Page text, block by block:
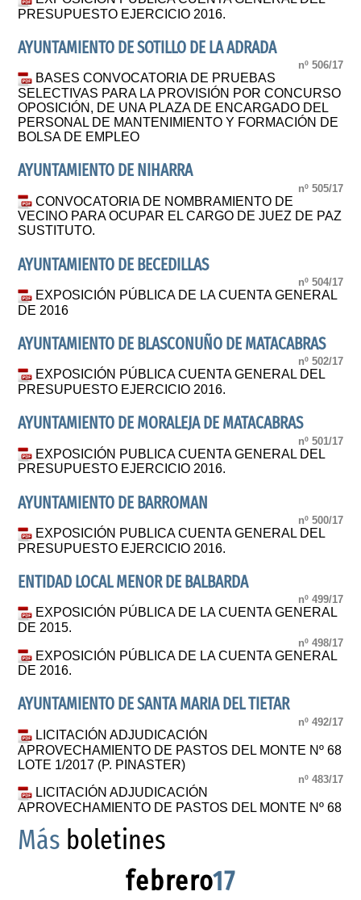
PRESUPUESTO EJERCICIO 2016.
AYUNTAMIENTO DE SOTILLO DE LA ADRADA
nº 506/17
BASES CONVOCATORIA DE PRUEBAS
SELECTIVAS PARA LA PROVISIÓN POR CONCURSO
OPOSICIÓN, DE UNA PLAZA DE ENCARGADO DEL
PERSONAL DE MANTENIMIENTO Y FORMACIÓN DE
BOLSA DE EMPLEO
AYUNTAMIENTO DE NIHARRA
nº 505/17
CONVOCATORIA DE NOMBRAMIENTO DE
VECINO PARA OCUPAR EL CARGO DE JUEZ DE PAZ
SUSTITUTO.
AYUNTAMIENTO DE BECEDILLAS
nº 504/17
EXPOSICIÓN PÚBLICA DE LA CUENTA GENERAL
DE 2016
AYUNTAMIENTO DE BLASCONUÑO DE MATACABRAS
nº 502/17
EXPOSICIÓN PÚBLICA CUENTA GENERAL DEL
PRESUPUESTO EJERCICIO 2016.
AYUNTAMIENTO DE MORALEJA DE MATACABRAS
nº 501/17
EXPOSICIÓN PUBLICA CUENTA GENERAL DEL
PRESUPUESTO EJERCICIO 2016.
AYUNTAMIENTO DE BARROMAN
nº 500/17
EXPOSICIÓN PUBLICA CUENTA GENERAL DEL
PRESUPUESTO EJERCICIO 2016.
ENTIDAD LOCAL MENOR DE BALBARDA
nº 499/17
EXPOSICIÓN PÚBLICA DE LA CUENTA GENERAL
DE 2015.
nº 498/17
EXPOSICIÓN PÚBLICA DE LA CUENTA GENERAL
DE 2016.
AYUNTAMIENTO DE SANTA MARIA DEL TIETAR
nº 492/17
LICITACIÓN ADJUDICACIÓN
APROVECHAMIENTO DE PASTOS DEL MONTE Nº 68
LOTE 1/2017 (P. PINASTER)
nº 483/17
LICITACIÓN ADJUDICACIÓN
APROVECHAMIENTO DE PASTOS DEL MONTE Nº 68
Más boletines
febrero17